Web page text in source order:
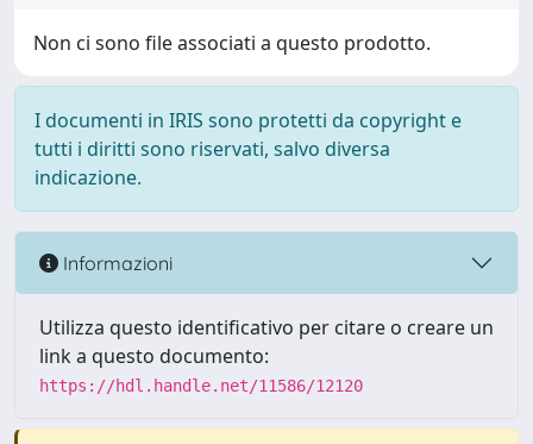
Non ci sono file associati a questo prodotto.
I documenti in IRIS sono protetti da copyright e
tutti i diritti sono riservati, salvo diversa
indicazione.
Informazioni
Utilizza questo identificativo per citare o creare un
link a questo documento:
https://hdl.handle.net/11586/12120